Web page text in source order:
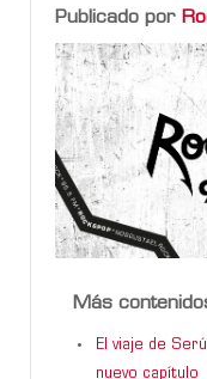
Publicado por
Más
El viaje de
nuevo capítulo